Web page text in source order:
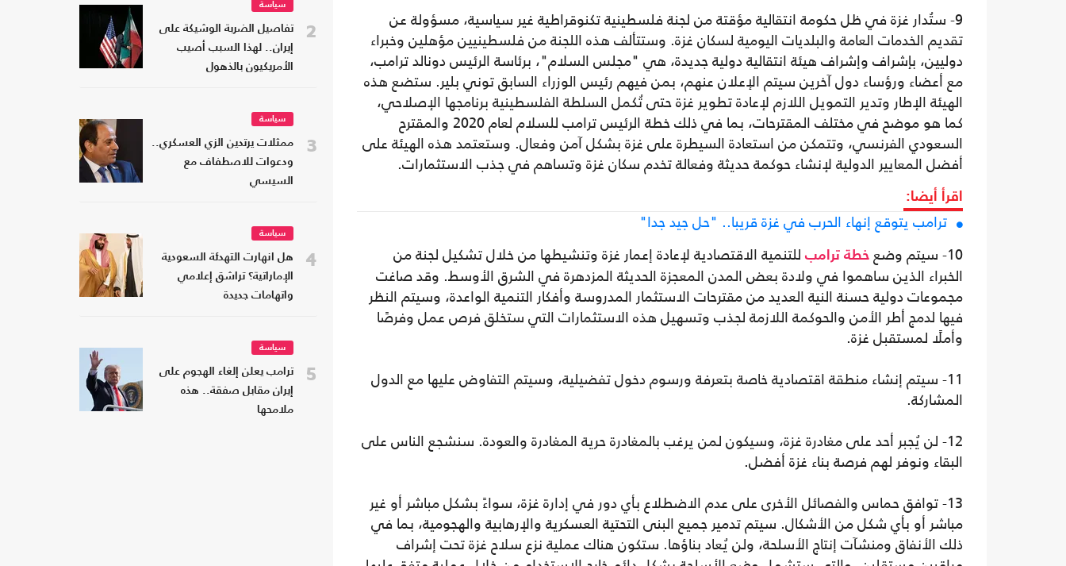
9- ستُدار غزة في ظل حكومة انتقالية مؤقتة من لجنة فلسطينية تكنوقراطية غير سياسية، مسؤولة عن
تقديم الخدمات العامة والبلديات اليومية لسكان غزة. وستتألف هذه اللجنة من فلسطينيين مؤهلين وخبراء
دوليين، بإشراف وإشراف هيئة انتقالية دولية جديدة، هي "مجلس السلام"، برئاسة الرئيس دونالد ترامب،
مع أعضاء ورؤساء دول آخرين سيتم الإعلان عنهم، بمن فيهم رئيس الوزراء السابق توني بلير. ستضع هذه
الهيئة الإطار وتدير التمويل اللازم لإعادة تطوير غزة حتى تُكمل السلطة الفلسطينية برنامجها الإصلاحي،
كما هو موضح في مختلف المقترحات، بما في ذلك خطة الرئيس ترامب للسلام لعام 2020 والمقترح
السعودي الفرنسي، وتتمكن من استعادة السيطرة على غزة بشكل آمن وفعال. وستعتمد هذه الهيئة على
أفضل المعايير الدولية لإنشاء حوكمة حديثة وفعالة تخدم سكان غزة وتساهم في جذب الاستثمارات.
اقرأ أيضا:
ترامب يتوقع إنهاء الحرب في غزة قريبا.. "حل جيد جدا"
10- سيتم وضع
خطة ترامب للتنمية الاقتصادية لإعادة إعمار غزة وتنشيطها من خلال تشكيل لجنة من
الخبراء الذين ساهموا في ولادة بعض المدن المعجزة الحديثة المزدهرة في الشرق الأوسط. وقد صاغت
مجموعات دولية حسنة النية العديد من مقترحات الاستثمار المدروسة وأفكار التنمية الواعدة، وسيتم النظر
فيها لدمج أطر الأمن والحوكمة اللازمة لجذب وتسهيل هذه الاستثمارات التي ستخلق فرص عمل وفرصًا
وأملًا لمستقبل غزة.
11- سيتم إنشاء منطقة اقتصادية خاصة بتعرفة ورسوم دخول تفضيلية، وسيتم التفاوض عليها مع الدول
المشاركة.
12- لن يُجبر أحد على مغادرة غزة، وسيكون لمن يرغب بالمغادرة حرية المغادرة والعودة. سنشجع الناس على
البقاء ونوفر لهم فرصة بناء غزة أفضل.
13- توافق حماس والفصائل الأخرى على عدم الاضطلاع بأي دور في إدارة غزة، سواءً بشكل مباشر أو غير
مباشر أو بأي شكل من الأشكال. سيتم تدمير جميع البنى التحتية العسكرية والإرهابية والهجومية، بما في
ذلك الأنفاق ومنشآت إنتاج الأسلحة، ولن يُعاد بناؤها. ستكون هناك عملية نزع سلاح غزة تحت إشراف
2
سياسة
تفاصيل الضربة الوشيكة على
إيران.. لهذا السبب أصيب
الأمريكيون بالذهول
3
سياسة
ممثلات يرتدين الزي العسكري..
ودعوات للاصطفاف مع
السيسي
4
سياسة
هل انهارت التهدئة السعودية
الإماراتية؟ تراشق إعلامي
واتهامات جديدة
5
سياسة
ترامب يعلن إلغاء الهجوم على
إيران مقابل صفقة.. هذه
ملامحها